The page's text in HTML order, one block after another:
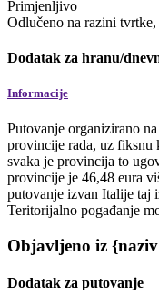
Primjenljivo
Odlučeno na razini
Dodatak za hranu/
Informacije
Putovanje organizirano
provincije rada, uz fiksnu
svaka je provincija to
provincije je 46,48 eura
putovanje izvan Italije taj
Teritorijalno pogađanje
Objavljeno iz
Dodatak za putovanje